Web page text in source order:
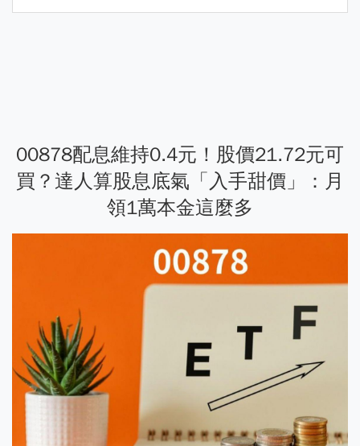
00878配息維持0.4元！股價21.72元可
買？達人算股息底氣「入手甜價」：月
領1萬本金這麼多